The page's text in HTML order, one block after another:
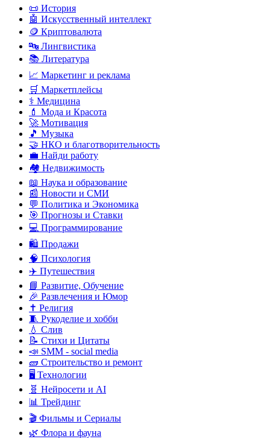
📜 История
🤖 Искусственный интеллект
🪙 Криптовалюта
🔤 Лингвистика
📚 Литература
📈 Маркетинг и реклама
🛒 Маркетплейсы
⚕️ Медицина
💄 Мода и Красота
🚀 Мотивация
🎵 Музыка
🤝 НКО и благотворительность
💼 Найди работу
🏘️ Недвижимость
📖 Наука и образование
📰 Новости и СМИ
💬 Политика и Экономика
🎯 Прогнозы и Ставки
💻 Программирование
🛍️ Продажи
🧠 Психология
✈️ Путешествия
📘 Развитие, Обучение
🎉 Развлечения и Юмор
✝️ Религия
🧵 Рукоделие и хобби
💧 Слив
📝 Стихи и Цитаты
📣 SMM - social media
🧱 Строительство и ремонт
🖥️ Технологии
🧬 Нейросети и AI
📊 Трейдинг
🎬 Фильмы и Сериалы
🌿 Флора и фауна